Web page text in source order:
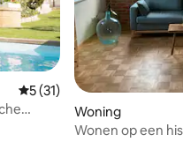
Gemiddelde beoordeling
5 (31)
Woning
Wonen op een